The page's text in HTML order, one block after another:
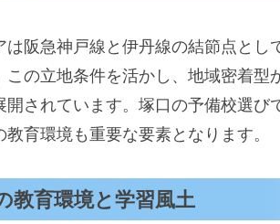
は阪急神戸線と伊丹線の結節点と
この立地条件を活かし、地域密着
開されています。塚口の予備校選
教育環境も重要な要素となります。
教育環境と学習風土